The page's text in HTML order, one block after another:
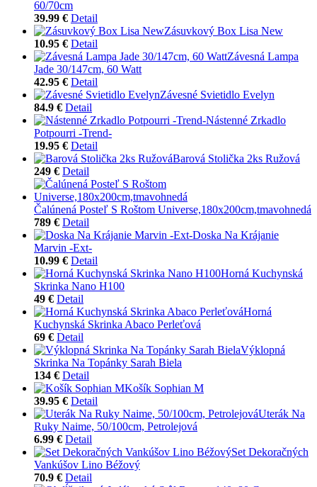
60/70cm
39.99 € Detail
Zásuvkový Box Lisa New
10.95 € Detail
Závesná Lampa
Jade 30/147cm, 60 Watt
42.95 € Detail
Závesné Svietidlo Evelyn
84.9 € Detail
Nástenné Zrkadlo
Potpourri -Trend-
19.95 € Detail
Barová Stolička 2ks Ružová
249 € Detail
Čalúnená Posteľ S Roštom Universe,180x200cm,tmavohnedá
789 € Detail
Doska Na Krájanie
Marvin -Ext-
10.99 € Detail
Horná Kuchynská
Skrinka Nano H100
49 € Detail
Horná
Kuchynská Skrinka Abaco Perleťová
69 € Detail
Výklopná
Skrinka Na Topánky Sarah Biela
134 € Detail
Košík Sophian M
39.95 € Detail
Uterák Na
Ruky Naime, 50/100cm, Petrolejová
6.99 € Detail
Set Dekoračných
Vankúšov Lino Béžový
70.9 € Detail